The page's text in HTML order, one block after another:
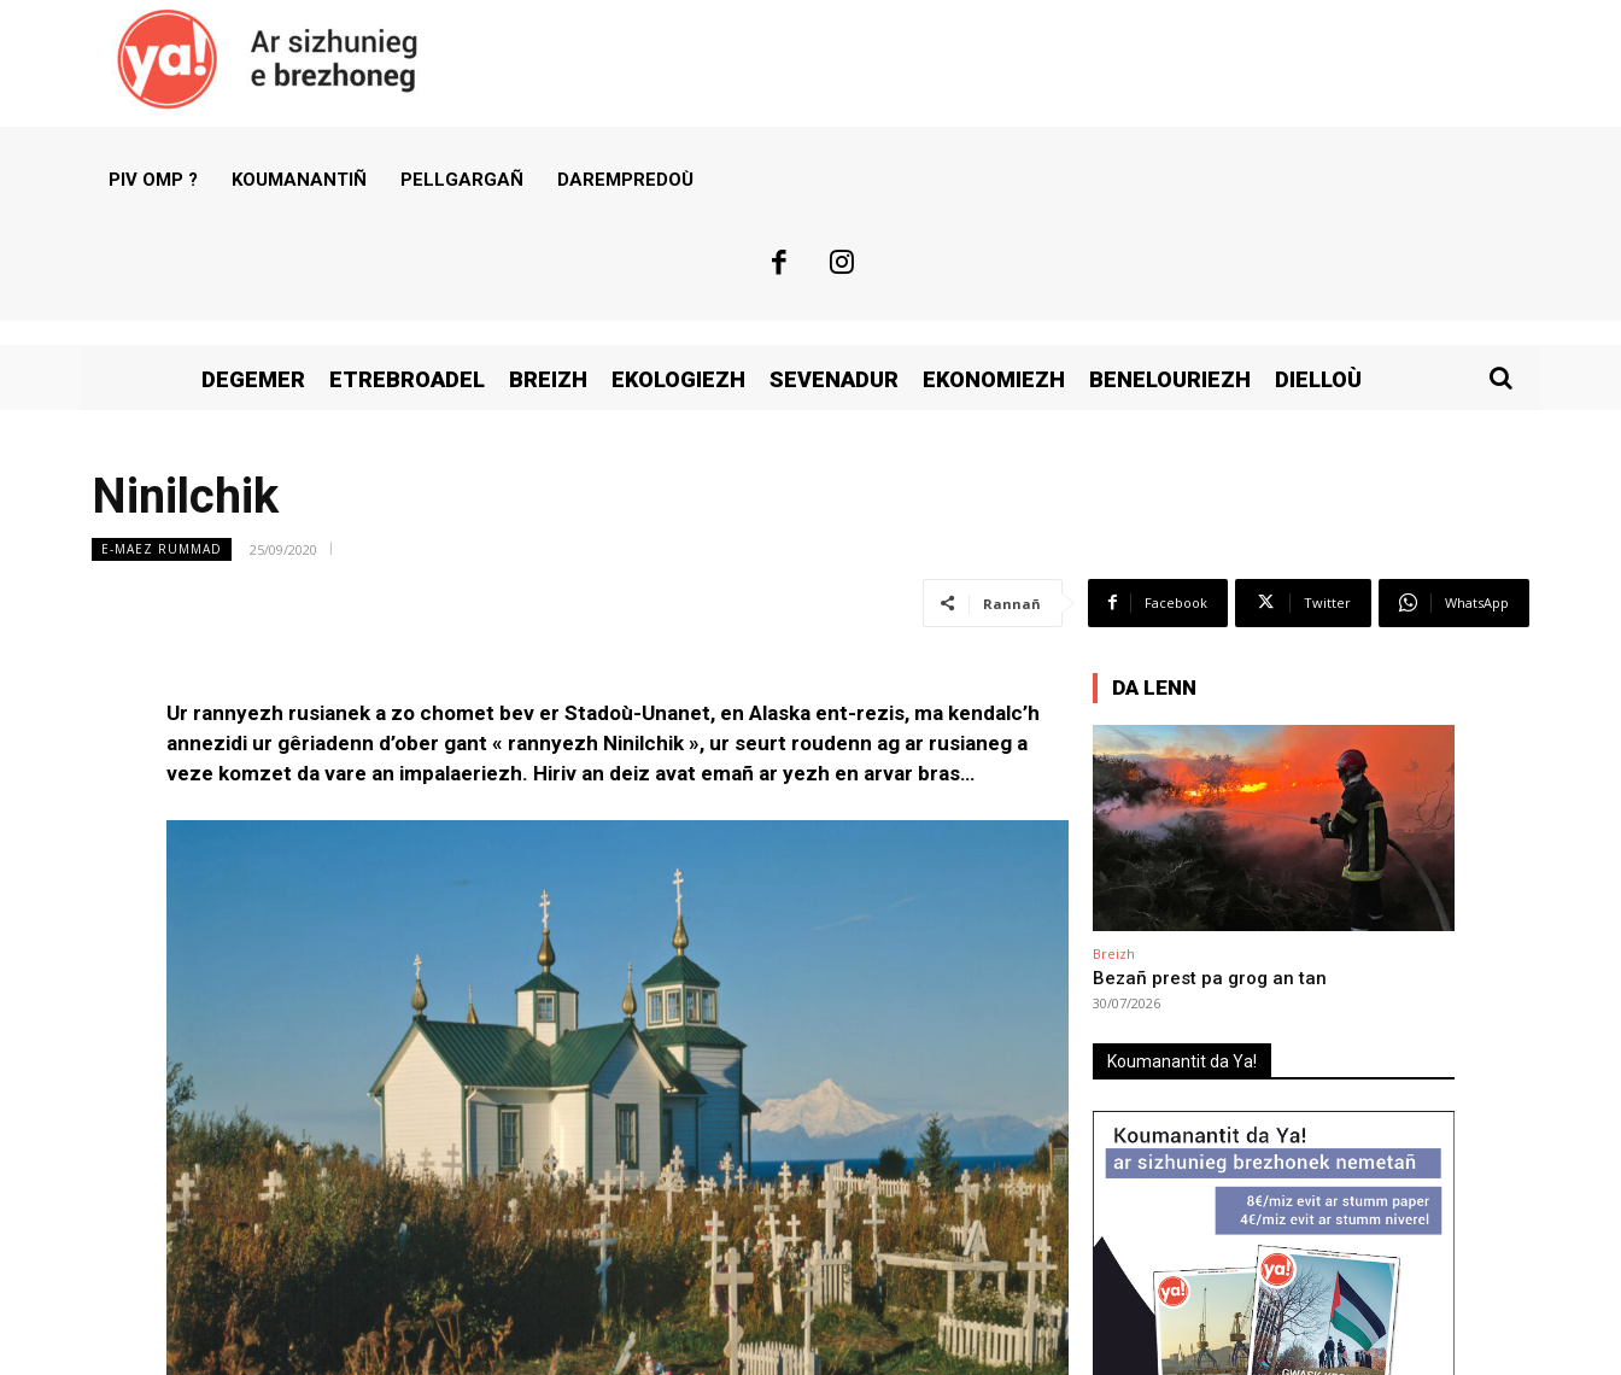
PIV OMP ? KOUMANANTIÑ PELLGARGAÑ DAREMPREDOÙ
DEGEMER ETREBROADEL BREIZH EKOLOGIEZH SEVENADUR EKONOMIEZH BENELOURIEZH DIELLOÙ
Ninilchik
E-MAEZ RUMMAD 25/09/2020
Rannañ Facebook Twitter WhatsApp
Ur rannyezh rusianek a zo chomet bev er Stadoù-Unanet, en Alaska ent-rezis, ma kendalc’h
annezidi ur gêriadenn d’ober gant « rannyezh Ninilchik », ur seurt roudenn ag ar rusianeg a
veze komzet da vare an impalaeriezh. Hiriv an deiz avat emañ ar yezh en arvar bras…
DA LENN
Breizh
Bezañ prest pa grog an tan
30/07/2026
Koumanantit da Ya!